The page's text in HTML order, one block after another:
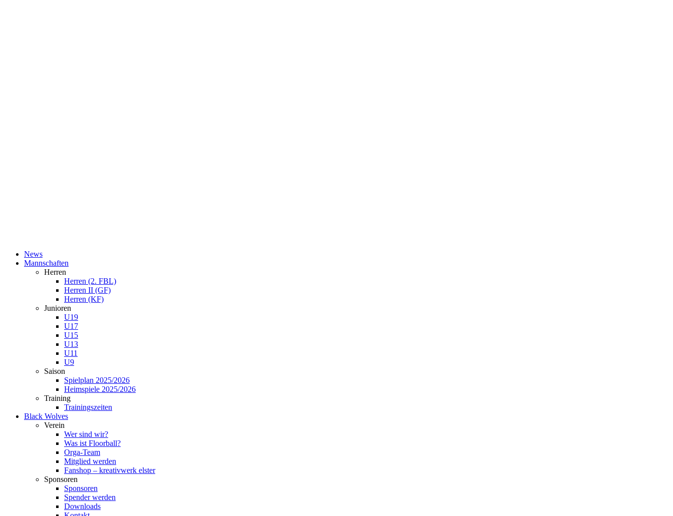
News
Mannschaften
Herren
Herren (2. FBL)
Herren II (GF)
Herren (KF)
Junioren
U19
U17
U15
U13
U11
U9
Saison
Spielplan 2025/2026
Heimspiele 2025/2026
Training
Trainingszeiten
Black Wolves
Verein
Wer sind wir?
Was ist Floorball?
Orga-Team
Mitglied werden
Fanshop – kreativwerk elster
Sponsoren
Sponsoren
Spender werden
Downloads